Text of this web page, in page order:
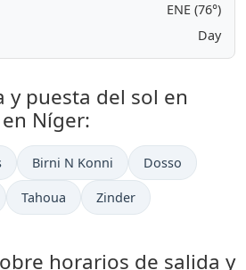
ENE (76°)
Day
y puesta del sol en
Níger:
Birni N Konni Dosso
Tahoua Zinder
horarios de salida y